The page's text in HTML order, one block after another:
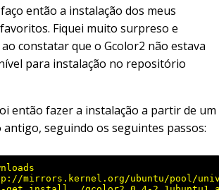
então a instalação dos meus
Fiquei muito surpreso e
constatar que o Gcolor2 não estava
para instalação no repositório
então fazer a instalação a partir de um
seguindo os seguintes passos:
mirrors.kernel.org/ubuntu/pool/